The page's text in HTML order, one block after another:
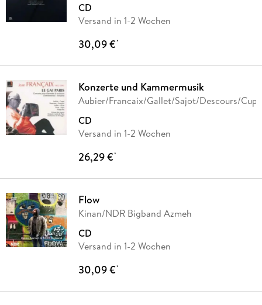
CD
Versand in 1-2 Wochen
30,09 €*
Konzerte und Kammermusik
Aubier/Francaix/Gallet/Sajot/Descours/
CD
Versand in 1-2 Wochen
26,29 €*
Flow
Kinan/NDR Bigband Azmeh
CD
Versand in 1-2 Wochen
30,09 €*